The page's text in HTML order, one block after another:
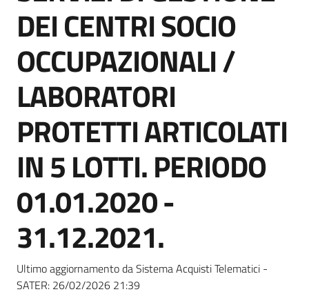
English
site
Seguici
su
DEI CENTRI SOCIO
OCCUPAZIONALI /
LABORATORI
PROTETTI ARTICOLATI
IN 5 LOTTI. PERIODO
01.01.2020 -
31.12.2021.
Ultimo aggiornamento da Sistema Acquisti Telematici -
SATER: 26/02/2026 21:39